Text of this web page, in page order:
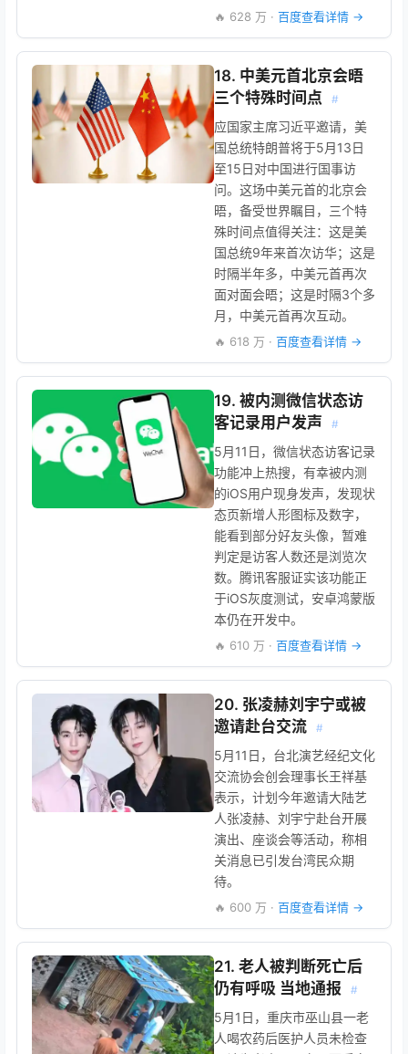
🔥 628 万 · 百度查看详情 →
18. 中美元首北京会晤
三个特殊时间点
#
应国家主席习近平邀请，美
国总统特朗普将于5月13日
至15日对中国进行国事访
问。这场中美元首的北京会
晤，备受世界瞩目，三个特
殊时间点值得关注：这是美
国总统9年来首次访华；这是
时隔半年多，中美元首再次
面对面会晤；这是时隔3个多
月，中美元首再次互动。
🔥 618 万 · 百度查看详情 →
19. 被内测微信状态访
客记录用户发声
#
5月11日，微信状态访客记录
功能冲上热搜，有幸被内测
的iOS用户现身发声，发现状
态页新增人形图标及数字，
能看到部分好友头像，暂难
判定是访客人数还是浏览次
数。腾讯客服证实该功能正
于iOS灰度测试，安卓鸿蒙版
本仍在开发中。
🔥 610 万 · 百度查看详情 →
20. 张凌赫刘宇宁或被
邀请赴台交流
#
5月11日，台北演艺经纪文化
交流协会创会理事长王祥基
表示，计划今年邀请大陆艺
人张凌赫、刘宇宁赴台开展
演出、座谈会等活动，称相
关消息已引发台湾民众期
待。
🔥 600 万 · 百度查看详情 →
21. 老人被判断死亡后
仍有呼吸 当地通报
#
5月1日，重庆市巫山县一老
人喝农药后医护人员未检查